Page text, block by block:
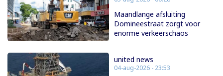
Maandlange afsluiting
Domineestraat zorgt voor
enorme verkeerschaos
united news
04-aug-2026 - 23:53